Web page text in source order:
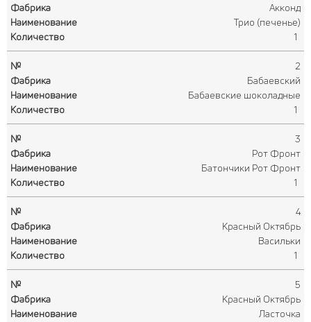
Акконд
Трио (печенье)
1
2
Бабаевский
Бабаевские шоколадные
1
3
Рот Фронт
Батончики Рот Фронт
1
4
Красный Октябрь
Васильки
1
5
Красный Октябрь
Ласточка